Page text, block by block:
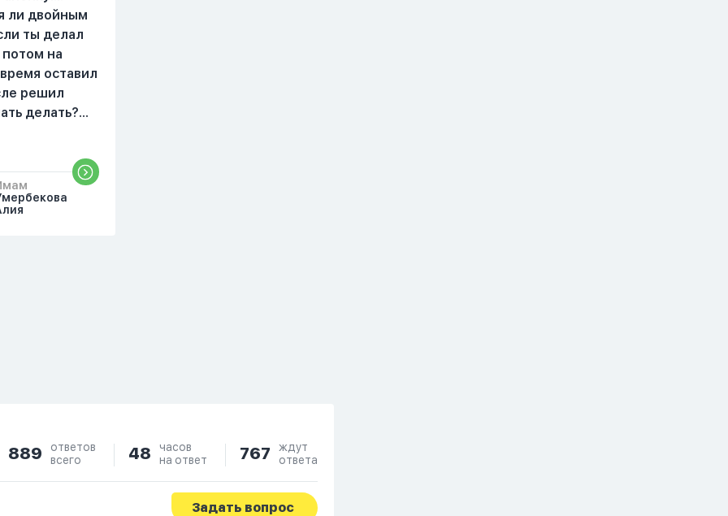
ли двойным
ты делал
потом на
оставил
решил
делать?
889
ответов
всего
48
часов
на ответ
767
ждут
ответа
Задать вопрос